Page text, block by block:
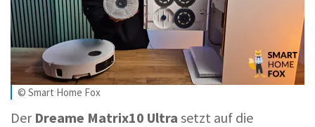
© Smart Home Fox
Der Dreame Matrix10 Ultra setzt auf die